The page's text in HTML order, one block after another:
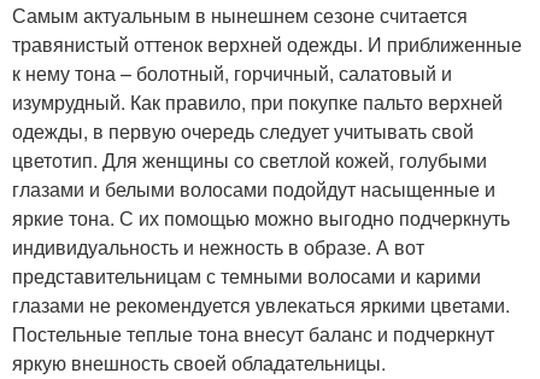
Самым актуальным в нынешнем сезоне считается
травянистый оттенок верхней одежды. И приближенные
к нему тона – болотный, горчичный, салатовый и
изумрудный. Как правило, при покупке пальто верхней
одежды, в первую очередь следует учитывать свой
цветотип. Для женщины со светлой кожей, голубыми
глазами и белыми волосами подойдут насыщенные и
яркие тона. С их помощью можно выгодно подчеркнуть
индивидуальность и нежность в образе. А вот
представительницам с темными волосами и карими
глазами не рекомендуется увлекаться яркими цветами.
Постельные теплые тона внесут баланс и подчеркнут
яркую внешность своей обладательницы.